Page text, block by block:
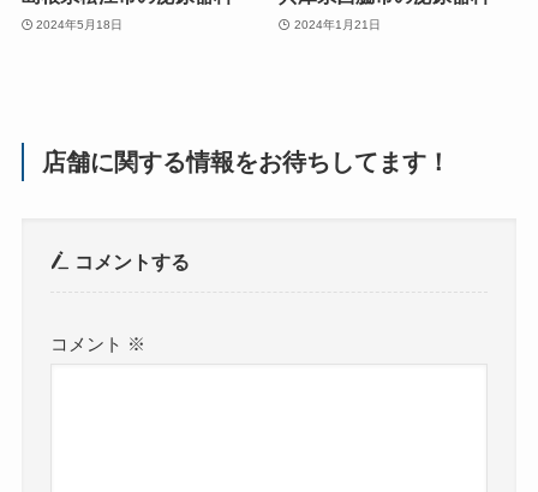
2024年5月18日 2024年1月21日
店舗に関する情報をお待ちしてます！
コメントする
コメント ※